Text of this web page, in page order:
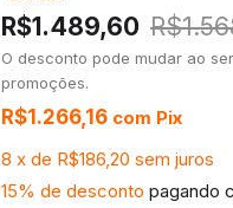
R$1.489,60
O desconto pode mudar ao
promoções.
R$1.266,16 com Pix
8 x de R$186,20 sem juros
15% de desconto pagando